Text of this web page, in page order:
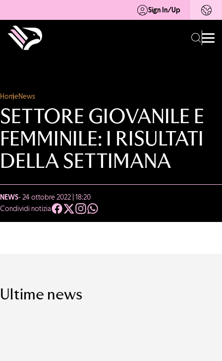
Sign In/Up
HomeNews
SETTORE GIOVANILE E
FEMMINILE: I RISULTATI
DELLA SETTIMANA
NEWS- 24 ottobre 2022 | 18:20
Condividi notizia
Ultime news